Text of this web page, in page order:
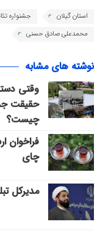
استان گیلان جشنواره
محمدعلی صادق حسنی
نوشته های مشابه
وقتی
حقیقت
چیست؟
فراخوان
چای
مدیرکل